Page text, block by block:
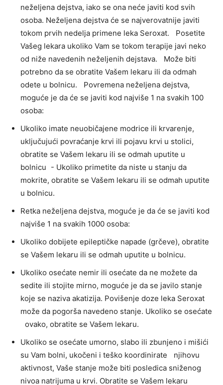
neželjena dejstva, iako se ona neće javiti kod svih
osoba. Neželjena dejstva će se najverovatnije javiti
tokom prvih nedelja primene leka Seroxat. Posetite
Vašeg lekara ukoliko Vam se tokom terapije javi neko
od niže navedenih neželjenih dejstava. Može biti
potrebno da se obratite Vašem lekaru ili da odmah
odete u bolnicu. Povremena neželjena dejstva,
moguće je da će se javiti kod najviše 1 na svakih 100
osoba:
Ukoliko imate neuobičajene modrice ili krvarenje,
uključujući povraćanje krvi ili pojavu krvi u stolici,
obratite se Vašem lekaru ili se odmah uputite u
bolnicu - Ukoliko primetite da niste u stanju da
mokrite, obratite se Vašem lekaru ili se odmah uputite
u bolnicu.
Retka neželjena dejstva, moguće je da će se javiti kod
najviše 1 na svakih 1000 osoba:
Ukoliko dobijete epileptičke napade (grčeve), obratite
se Vašem lekaru ili se odmah uputite u bolnicu.
Ukoliko osećate nemir ili osećate da ne možete da
sedite ili stojite mirno, moguće je da se javilo stanje
koje se naziva akatizija. Povišenje doze leka Seroxat
može da pogorša navedeno stanje. Ukoliko se osećate
ovako, obratite se Vašem lekaru.
Ukoliko se osećate umorno, slabo ili zbunjeno i mišići
su Vam bolni, ukočeni i teško koordinirate njihovu
aktivnost, Vaše stanje može biti posledica sniženog
nivoa natrijuma u krvi. Obratite se Vašem lekaru